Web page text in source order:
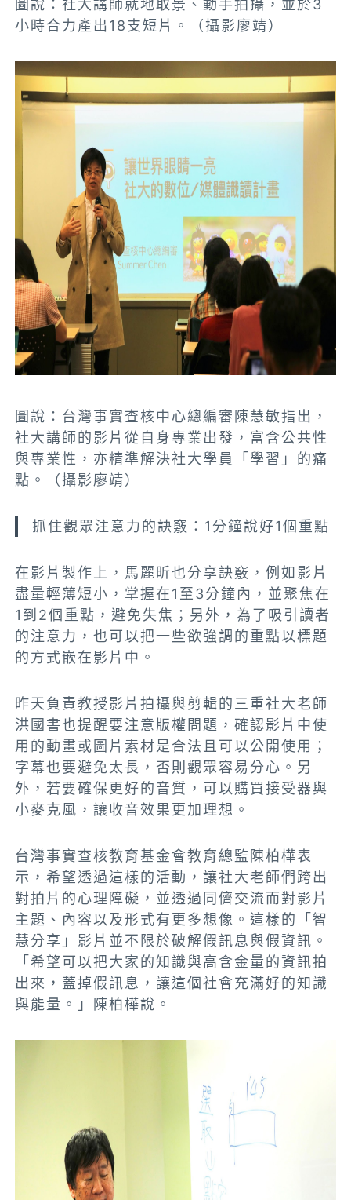
圖說：社大講師就地取景、動手拍攝，並於3
小時合力產出18支短片。（攝影廖靖）
圖說：台灣事實查核中心總編審陳慧敏指出，
社大講師的影片從自身專業出發，富含公共性
與專業性，亦精準解決社大學員「學習」的痛
點。（攝影廖靖）
抓住觀眾注意力的訣竅：1分鐘說好1個重點
在影片製作上，馬麗昕也分享訣竅，例如影片
盡量輕薄短小，掌握在1至3分鐘內，並聚焦在
1到2個重點，避免失焦；另外，為了吸引讀者
的注意力，也可以把一些欲強調的重點以標題
的方式嵌在影片中。
昨天負責教授影片拍攝與剪輯的三重社大老師
洪國書也提醒要注意版權問題，確認影片中使
用的動畫或圖片素材是合法且可以公開使用；
字幕也要避免太長，否則觀眾容易分心。另
外，若要確保更好的音質，可以購買接受器與
小麥克風，讓收音效果更加理想。
台灣事實查核教育基金會教育總監陳柏樺表
示，希望透過這樣的活動，讓社大老師們跨出
對拍片的心理障礙，並透過同儕交流而對影片
主題、內容以及形式有更多想像。這樣的「智
慧分享」影片並不限於破解假訊息與假資訊。
「希望可以把大家的知識與高含金量的資訊拍
出來，蓋掉假訊息，讓這個社會充滿好的知識
與能量。」陳柏樺說。